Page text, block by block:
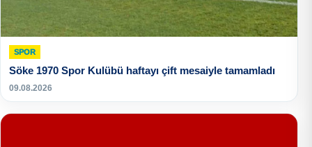
SPOR
Söke 1970 Spor Kulübü haftayı çift mesaiyle tamamladı
09.08.2026